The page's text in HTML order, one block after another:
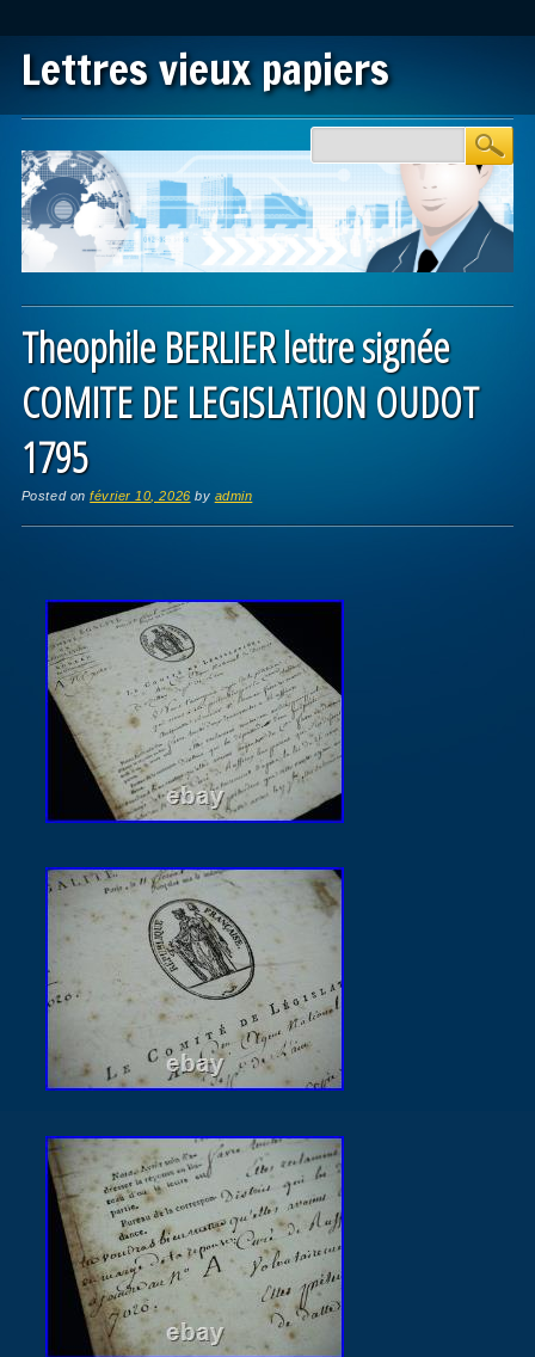
Lettres vieux papiers
Main menu
Theophile BERLIER lettre signée
COMITE DE LEGISLATION OUDOT
1795
Posted onfévrier 10, 2026 by admin